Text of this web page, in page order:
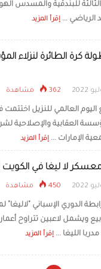
للبندقية والمسدس
الرياضي ... إقرأ المزيد
كرة الطائرة لنزلاء
362 مشاهدة
اليوم العالمي للنزيل
الإمارات ... إقرأ المزيد
لا ليغا في الكويت
450 مشاهدة
الدوري الإسباني
الليغا ... إقرأ المزيد